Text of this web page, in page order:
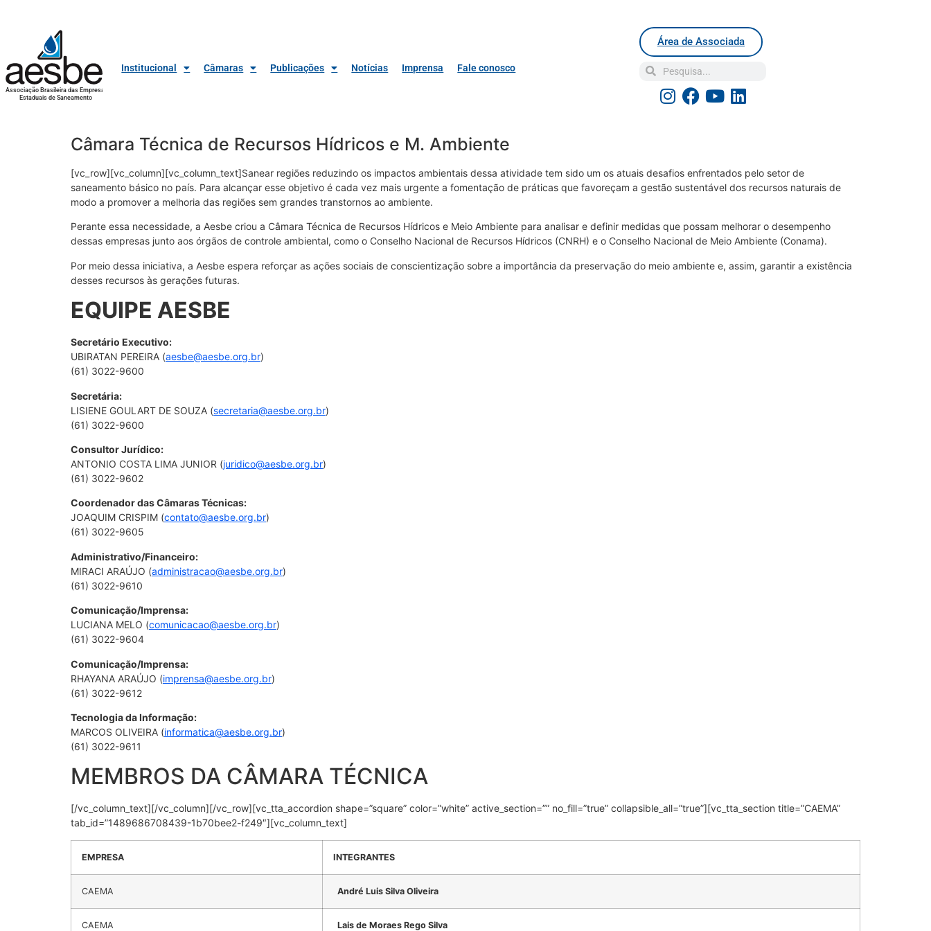
Associação Brasileira das Empresas
Estaduais de Saneamento
Institucional Câmaras Publicações Notícias Imprensa Fale conosco
Área de Associada
Câmara Técnica de Recursos Hídricos e M. Ambiente
[vc_row][vc_column][vc_column_text]Sanear regiões reduzindo os impactos ambientais dessa atividade tem sido um os atuais desafios enfrentados pelo setor de
saneamento básico no país. Para alcançar esse objetivo é cada vez mais urgente a fomentação de práticas que favoreçam a gestão sustentável dos recursos naturais de
modo a promover a melhoria das regiões sem grandes transtornos ao ambiente.
Perante essa necessidade, a Aesbe criou a Câmara Técnica de Recursos Hídricos e Meio Ambiente para analisar e definir medidas que possam melhorar o desempenho
dessas empresas junto aos órgãos de controle ambiental, como o Conselho Nacional de Recursos Hídricos (CNRH) e o Conselho Nacional de Meio Ambiente (Conama).
Por meio dessa iniciativa, a Aesbe espera reforçar as ações sociais de conscientização sobre a importância da preservação do meio ambiente e, assim, garantir a existência
desses recursos às gerações futuras.
EQUIPE AESBE
Secretário Executivo:
UBIRATAN PEREIRA (aesbe@aesbe.org.br)
(61) 3022-9600
Secretária:
LISIENE GOULART DE SOUZA (secretaria@aesbe.org.br)
(61) 3022-9600
Consultor Jurídico:
ANTONIO COSTA LIMA JUNIOR (juridico@aesbe.org.br)
(61) 3022-9602
Coordenador das Câmaras Técnicas:
JOAQUIM CRISPIM (contato@aesbe.org.br)
(61) 3022-9605
Administrativo/Financeiro:
MIRACI ARAÚJO (administracao@aesbe.org.br)
(61) 3022-9610
Comunicação/Imprensa:
LUCIANA MELO (comunicacao@aesbe.org.br)
(61) 3022-9604
Comunicação/Imprensa:
RHAYANA ARAÚJO (imprensa@aesbe.org.br)
(61) 3022-9612
Tecnologia da Informação:
MARCOS OLIVEIRA (informatica@aesbe.org.br)
(61) 3022-9611
MEMBROS DA CÂMARA TÉCNICA
[/vc_column_text][/vc_column][/vc_row][vc_tta_accordion shape=”square” color=”white” active_section=”” no_fill=”true” collapsible_all=”true”][vc_tta_section title=”CAEMA”
tab_id=”1489686708439-1b70bee2-f249″][vc_column_text]
EMPRESA INTEGRANTES
CAEMA André Luis Silva Oliveira
CAEMA Lais de Moraes Rego Silva